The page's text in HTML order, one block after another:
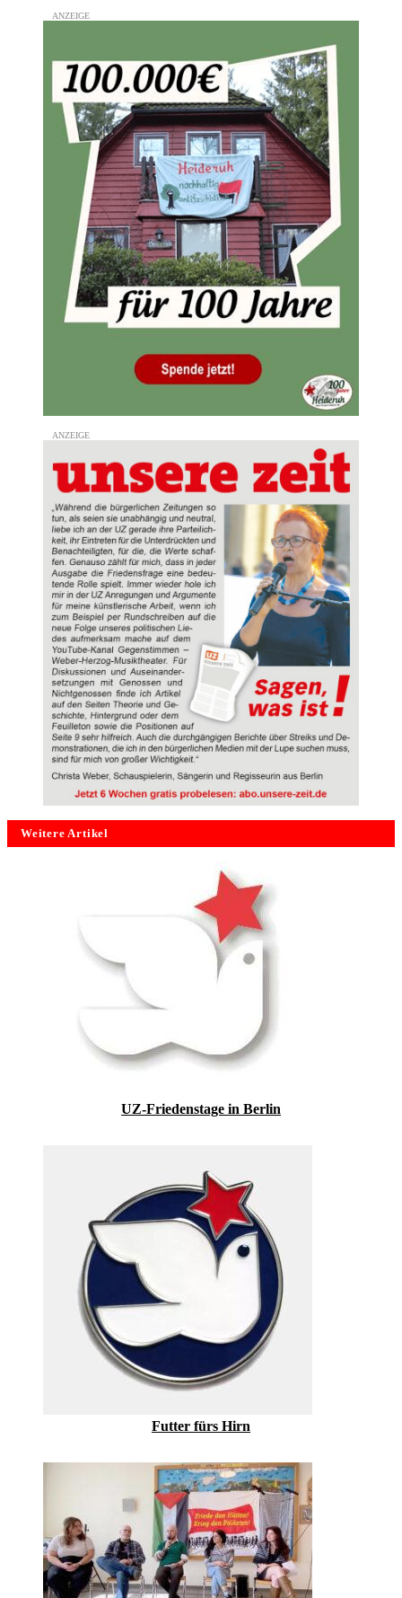
Weitere Artikel
UZ-Friedenstage in Berlin
Futter fürs Hirn